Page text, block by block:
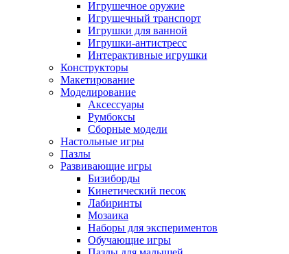
Игрушечное оружие
Игрушечный транспорт
Игрушки для ванной
Игрушки-антистресс
Интерактивные игрушки
Конструкторы
Макетирование
Моделирование
Аксессуары
Румбоксы
Сборные модели
Настольные игры
Пазлы
Развивающие игры
Бизиборды
Кинетический песок
Лабиринты
Мозаика
Наборы для экспериментов
Обучающие игры